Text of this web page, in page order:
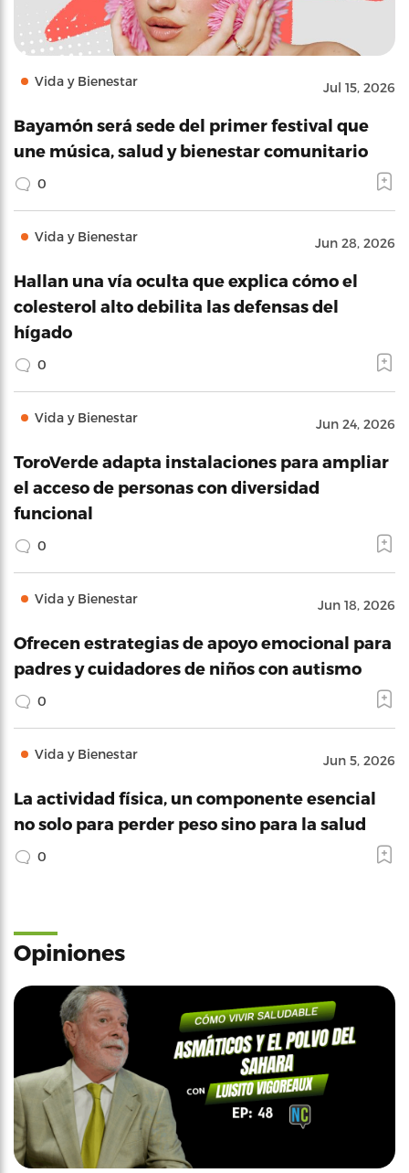
Vida y Bienestar Jul 15, 2026
Bayamón será sede del primer festival que
une música, salud y bienestar comunitario
0
Vida y Bienestar Jun 28, 2026
Hallan una vía oculta que explica cómo el
colesterol alto debilita las defensas del
hígado
0
Vida y Bienestar Jun 24, 2026
ToroVerde adapta instalaciones para ampliar
el acceso de personas con diversidad
funcional
0
Vida y Bienestar Jun 18, 2026
Ofrecen estrategias de apoyo emocional para
padres y cuidadores de niños con autismo
0
Vida y Bienestar Jun 5, 2026
La actividad física, un componente esencial
no solo para perder peso sino para la salud
0
Opiniones